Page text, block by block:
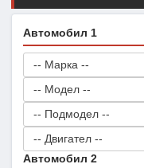
Автомобил 1
Автомобил 2